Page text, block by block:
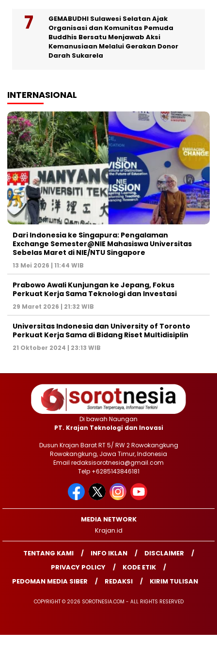
GEMABUDHI Sulawesi Selatan Ajak
Organisasi dan Komunitas Pemuda
Buddhis Bersatu Menjawab Aksi
Kemanusiaan Melalui Gerakan Donor
Darah Sukarela
INTERNASIONAL
Dari Indonesia ke Singapura: Pengalaman
Exchange Semester@NIE Mahasiswa Universitas
Sebelas Maret di NIE/NTU Singapore
13 Mei 2026 | 11:44 WIB
Prabowo Awali Kunjungan ke Jepang, Fokus
Perkuat Kerja Sama Teknologi dan Investasi
29 Maret 2026 | 21:32 WIB
Universitas Indonesia dan University of Toronto
Perkuat Kerja Sama di Bidang Riset Multidisiplin
21 Oktober 2024 | 23:13 WIB
Di bawah Naungan
PT. Krajan Teknologi dan Inovasi
Dusun Krajan Barat RT 5/ RW 2 Rowokangkung
Rowokangkung, Jawa Timur, Indonesia
Email redaksisorotnesia@gmail.com
Telp +6285143846181
MEDIA NETWORK
Krajan.id
TENTANG KAMI INFO IKLAN
DISCLAIMER
PRIVACY POLICY
KODE ETIK
PEDOMAN MEDIA SIBER
REDAKSI KIRIM TULISAN
COPYRIGHT © 2026 SOROTNESIA.COM - ALL RIGHTS RESERVED